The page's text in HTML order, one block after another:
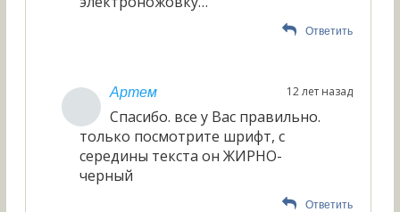
Ответить
Артем 12 лет назад
Спасибо. все у Вас правильно.
только посмотрите шрифт, с
середины текста он ЖИРНО-
черный
Ответить